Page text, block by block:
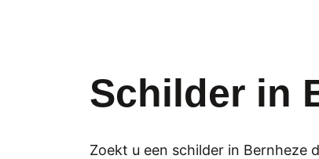
Schilder in
Zoekt u een schilder in Bernheze